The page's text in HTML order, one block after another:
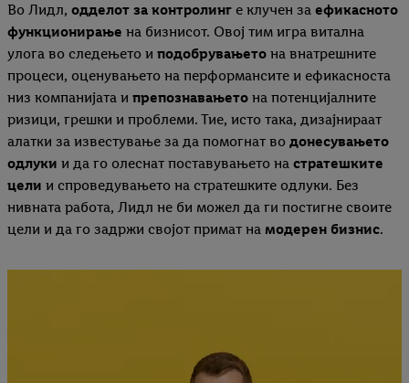
Во Лидл, одделот за контролинг е клучен за ефикасното
функционирање на бизнисот. Овој тим игра витална
улога во следењето и подобрувањето на внатрешните
процеси, оценувањето на перформансите и ефикасноста
низ компанијата и препознавањето на потенцијалните
ризици, грешки и проблеми. Тие, исто така, дизајнираат
алатки за известување за да помогнат во донесувањето
одлуки и да го олеснат поставувањето на стратешките
цели и спроведувањето на стратешките одлуки. Без
нивната работа, Лидл не би можел да ги постигне своите
цели и да го задржи својот примат на модерен бизнис.